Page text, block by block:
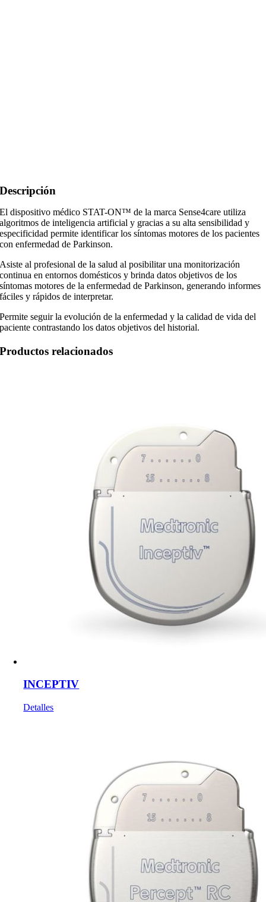
Descripción
El dispositivo médico STAT-ON™ de la marca Sense4care utiliza
algoritmos de inteligencia artificial y gracias a su alta sensibilidad y
especificidad permite identificar los síntomas motores de los pacientes
con enfermedad de Parkinson.
Asiste al profesional de la salud al posibilitar una monitorización
continua en entornos domésticos y brinda datos objetivos de los
síntomas motores de la enfermedad de Parkinson, generando informes
fáciles y rápidos de interpretar.
Permite seguir la evolución de la enfermedad y la calidad de vida del
paciente contrastando los datos objetivos del historial.
Productos relacionados
INCEPTIV
Detalles